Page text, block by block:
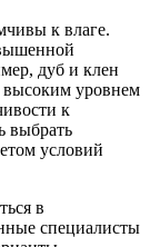
к влаге.
дуб и клен
высоким уровнем
к
выбрать
условий
в
специалисты